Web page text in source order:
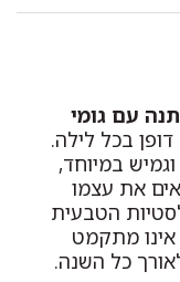
בכל לילה.
במיוחד,
את עצמו
הטבעית
מתקמט
כל השנה.